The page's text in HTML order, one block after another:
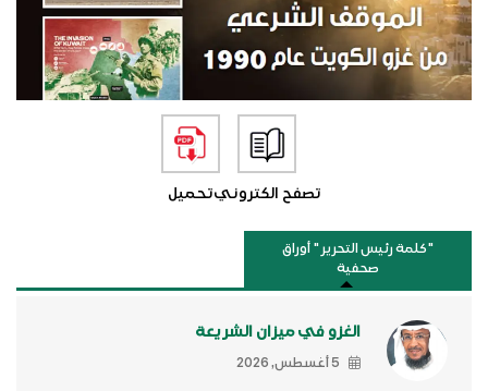
تصفح الكترونيتحميل
"كلمة رئيس التحرير " أوراق
صحفية
الغزو في ميزان الشريعة
5 أغسطس, 2026